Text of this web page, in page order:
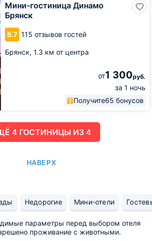
Мини-гостиница Динамо
Брянск
8.7 115 отзывов гостей
Брянск, 1.3 км от центра
от1 300руб.
за 1 ночь
Получите65 бонусов
ЕЩË 4 ГОСТИНИЦЫ ИЗ 4
НАВЕРХ
Недорогие Мини-отели
параметры перед выбором отеля
проживание с животными.